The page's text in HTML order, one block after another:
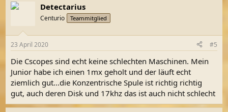
Detectarius
Centurio Teammitglied
23 April 2020 #5
Die Cscopes sind echt keine schlechten Maschinen. Mein
Junior habe ich einen 1mx geholt und der läuft echt
ziemlich gut...die Konzentrische Spule ist richtig richtig
gut, auch deren Disk und 17khz das ist auch nicht schlecht